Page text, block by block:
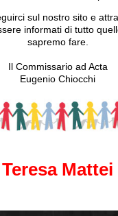
sul nostro sito e
informati di tutto
sapremo fare.
Il Commissario ad Acta
Eugenio Chiocchi
Teresa Mattei